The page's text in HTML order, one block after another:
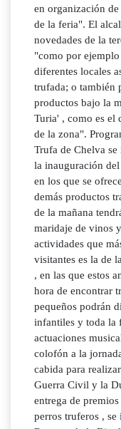
en organización
de la feria". El
novedades de la
"como por
diferentes locales
trufada; o también
productos bajo la
Turia' , como es el
de la zona".
Trufa de Chelva
la inauguración
en los que se
demás productos
de la mañana
maridaje de vinos
actividades que
visitantes es la de
, en las que estos
hora de encontrar
pequeños podrán
infantiles y toda la
actuaciones
colofón a la
cabida para
Guerra Civil y la
entrega de
perros truferos ,